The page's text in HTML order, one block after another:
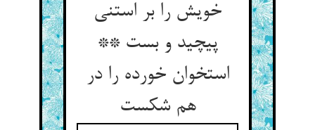
خویش را بر استنی
پیچید و بست **
استخوان خورده را در
هم شکست